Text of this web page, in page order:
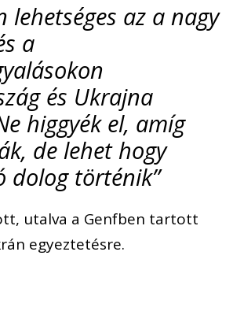
lehetséges az a nagy
a
és Ukrajna
higgyék el, amíg
de lehet hogy
dolog történik”
utalva a Genfben tartott
egyeztetésre.